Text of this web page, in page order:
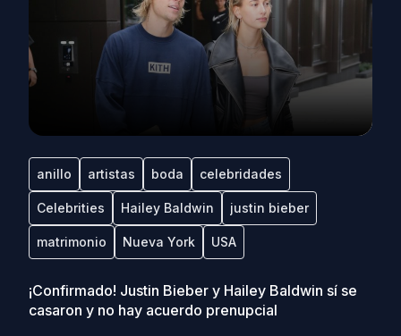
anillo artistas boda celebridades
Celebrities Hailey Baldwin justin bieber
matrimonio Nueva York USA
¡Confirmado! Justin Bieber y Hailey Baldwin sí se
casaron y no hay acuerdo prenupcial